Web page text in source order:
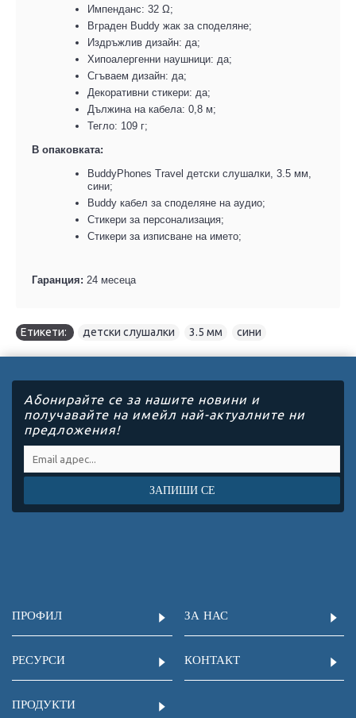
Импенданс: 32 Ω;
Вграден Buddy жак за споделяне;
Издръжлив дизайн: да;
Хипоалергенни наушници: да;
Сгъваем дизайн: да;
Декоративни стикери: да;
Дължина на кабела: 0,8 м;
Тегло: 109 г;
В опаковката:
BuddyPhones Travel детски слушалки, 3.5 мм,
сини;
Buddy кабел за споделяне на аудио;
Стикери за персонализация;
Стикери за изписване на името;
Гаранция: 24 месеца
Етикети: детски слушалки 3.5 мм сини
Абонирайте се за нашите новини и
получавайте на имейл най-актуалните ни
предложения!
ЗАПИШИ СЕ
ПРОФИЛ ЗА НАС
РЕСУРСИ КОНТАКТ
ПРОДУКТИ